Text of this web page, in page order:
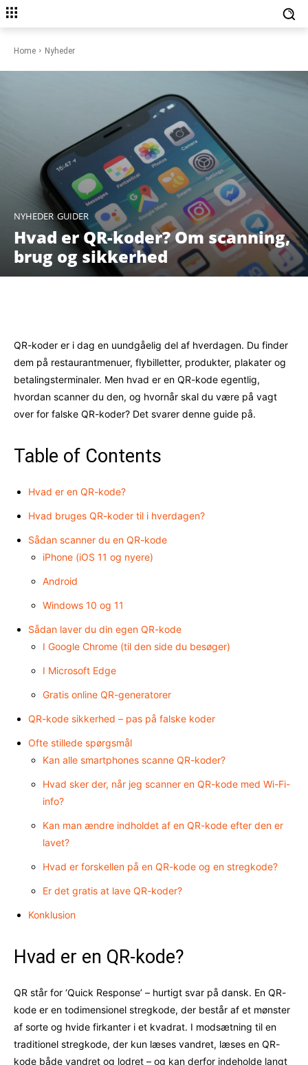
Home Nyheder
NYHEDER GUIDER
Hvad er QR-koder? Om scanning,
brug og sikkerhed
QR-koder er i dag en uundgåelig del af hverdagen. Du finder
dem på restaurantmenuer, flybilletter, produkter, plakater og
betalingsterminaler. Men hvad er en QR-kode egentlig,
hvordan scanner du den, og hvornår skal du være på vagt
over for falske QR-koder? Det svarer denne guide på.
Table of Contents
Hvad er en QR-kode?
Hvad bruges QR-koder til i hverdagen?
Sådan scanner du en QR-kode
iPhone (iOS 11 og nyere)
Android
Windows 10 og 11
Sådan laver du din egen QR-kode
I Google Chrome (til den side du besøger)
I Microsoft Edge
Gratis online QR-generatorer
QR-kode sikkerhed – pas på falske koder
Ofte stillede spørgsmål
Kan alle smartphones scanne QR-koder?
Hvad sker der, når jeg scanner en QR-kode med Wi-Fi-
info?
Kan man ændre indholdet af en QR-kode efter den er
lavet?
Hvad er forskellen på en QR-kode og en stregkode?
Er det gratis at lave QR-koder?
Konklusion
Hvad er en QR-kode?
QR står for ‘Quick Response’ – hurtigt svar på dansk. En QR-
kode er en todimensionel stregkode, der består af et mønster
af sorte og hvide firkanter i et kvadrat. I modsætning til en
traditionel stregkode, der kun læses vandret, læses en QR-
kode både vandret og lodret – og kan derfor indeholde langt